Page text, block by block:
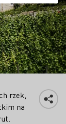
rzek,
na